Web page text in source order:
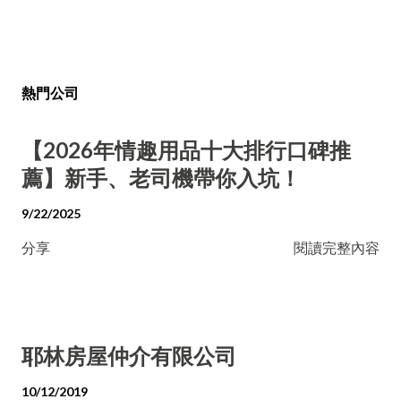
熱門公司
【2026年情趣用品十大排行口碑推
薦】新手、老司機帶你入坑！
9/22/2025
分享 閱讀完整內容
耶林房屋仲介有限公司
10/12/2019